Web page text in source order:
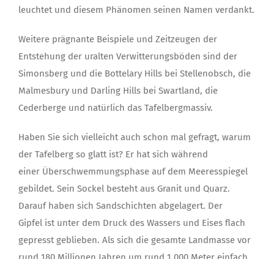
leuchtet und diesem Phänomen seinen Namen verdankt.
Weitere prägnante Beispiele und Zeitzeugen der
Entstehung der uralten Verwitterungsböden sind der
Simonsberg und die Bottelary Hills bei Stellenobsch, die
Malmesbury und Darling Hills bei Swartland, die
Cederberge und natürlich das Tafelbergmassiv.
Haben Sie sich vielleicht auch schon mal gefragt, warum
der Tafelberg so glatt ist? Er hat sich während
einer Überschwemmungsphase auf dem Meeresspiegel
gebildet. Sein Sockel besteht aus Granit und Quarz.
Darauf haben sich Sandschichten abgelagert. Der
Gipfel ist unter dem Druck des Wassers und Eises flach
gepresst geblieben. Als sich die gesamte Landmasse vor